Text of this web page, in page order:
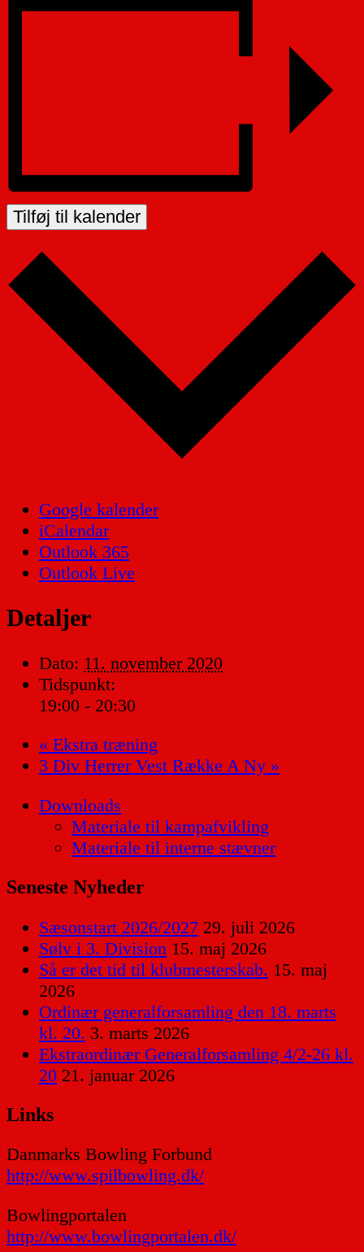
Tilføj til kalender
Google kalender
iCalendar
Outlook 365
Outlook Live
Detaljer
Dato: 11. november 2020
Tidspunkt:
19:00 - 20:30
« Ekstra træning
3 Div Herrer Vest Række A Ny »
Downloads
Materiale til kampafvikling
Materiale til interne stævner
Seneste Nyheder
Sæsonstart 2026/2027 29. juli 2026
Sølv i 3. Division 15. maj 2026
Så er det tid til klubmesterskab. 15. maj
2026
Ordinær generalforsamling den 18. marts
kl. 20. 3. marts 2026
Ekstraordinær Generalforsamling 4/2-26 kl.
20 21. januar 2026
Links
Danmarks Bowling Forbund
http://www.spilbowling.dk/
Bowlingportalen
http://www.bowlingportalen.dk/